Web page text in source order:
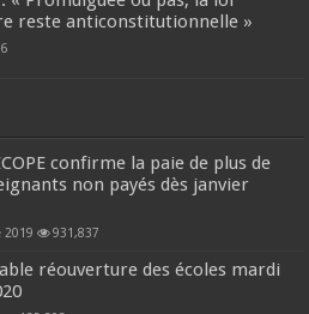
reste anticonstitutionnelle »
confirme la paie de plus de
non payés dès janvier
2019 931,837
réouverture des écoles mardi